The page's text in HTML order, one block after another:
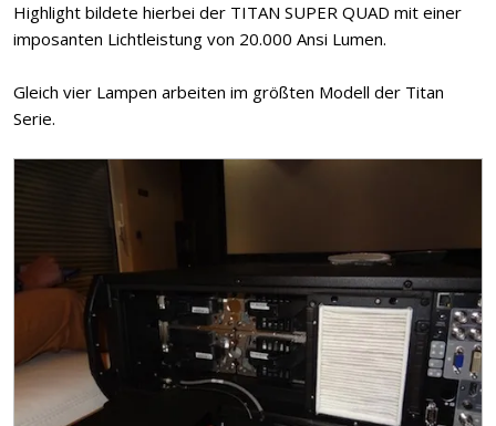
Highlight bildete hierbei der TITAN SUPER QUAD mit einer
imposanten Lichtleistung von 20.000 Ansi Lumen.
Gleich vier Lampen arbeiten im größten Modell der Titan
Serie.